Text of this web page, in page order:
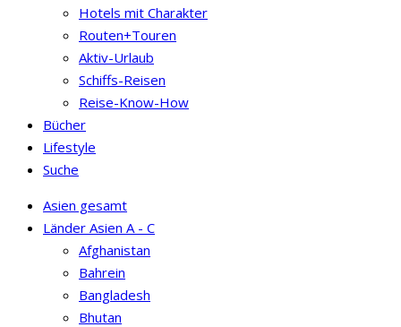
Hotels mit Charakter
Routen+Touren
Aktiv-Urlaub
Schiffs-Reisen
Reise-Know-How
Bücher
Lifestyle
Suche
Asien gesamt
Länder Asien A - C
Afghanistan
Bahrein
Bangladesh
Bhutan